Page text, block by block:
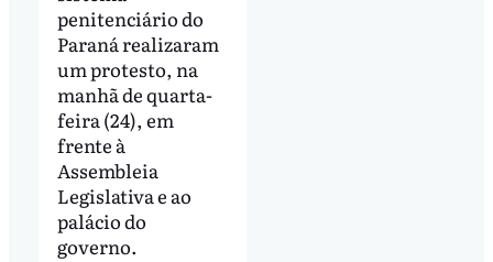
penitenciário do
Paraná realizaram
um protesto, na
manhã de quarta-
feira (24), em
frente à
Assembleia
Legislativa e ao
palácio do
governo.